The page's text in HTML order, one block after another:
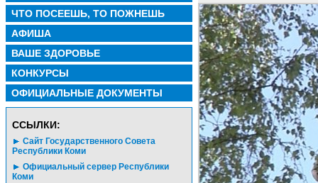
ЧТО ПОСЕЕШЬ, ТО ПОЖНЕШЬ
АФИША
ВАШЕ ЗДОРОВЬЕ
КОНКУРСЫ
ОФИЦИАЛЬНЫЕ ДОКУМЕНТЫ
CСЫЛКИ:
Сайт Государственного Совета
Республики Коми
Официальный сервер Республики
Коми